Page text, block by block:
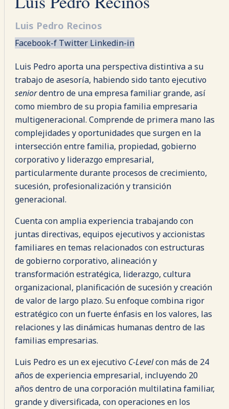
Luis Pedro Recinos
Facebook-f Twitter Linkedin-in
Luis Pedroaporta una perspectiva distintiva a su
trabajo de asesoría, habiendo sido tanto ejecutivo
seniordentro de una empresa familiar grande, así
como miembro de su propia familia empresaria
multigeneracional. Comprende de primera mano las
complejidades y oportunidades que surgen en la
intersección entre familia, propiedad, gobierno
corporativo y liderazgo empresarial,
particularmente durante procesos de crecimiento,
sucesión, profesionalización y transición
generacional.
Cuenta con amplia experiencia trabajando con
juntas directivas, equipos ejecutivos y accionistas
familiares en temas relacionados con estructuras
de gobierno corporativo, alineación y
transformación estratégica, liderazgo, cultura
organizacional, planificación de sucesión y creación
de valor de largo plazo. Su enfoque combina rigor
estratégico con un fuerte énfasis en los valores, las
relaciones y las dinámicas humanas dentro de las
familias empresarias.
Luis Pedro es un ex ejecutivo C-Levelcon más de 24
años de experiencia empresarial, incluyendo 20
años dentro de una corporación multilatina familiar,
grande y diversificada, con operaciones en los